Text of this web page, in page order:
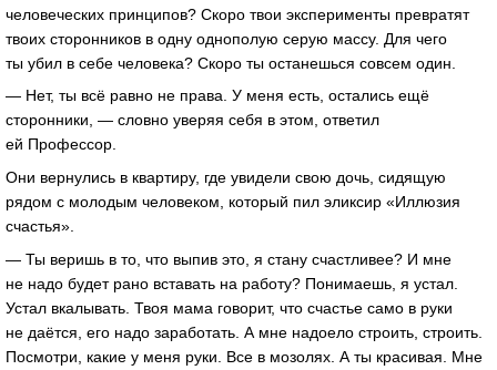
человеческих принципов? Скоро твои эксперименты превратят
твоих сторонников в одну однополую серую массу. Для чего
ты убил в себе человека? Скоро ты останешься совсем один.
— Нет, ты всё равно не права. У меня есть, остались ещё
сторонники, — словно уверяя себя в этом, ответил
ей Профессор.
Они вернулись в квартиру, где увидели свою дочь, сидящую
рядом с молодым человеком, который пил эликсир «Иллюзия
счастья».
— Ты веришь в то, что выпив это, я стану счастливее? И мне
не надо будет рано вставать на работу? Понимаешь, я устал.
Устал вкалывать. Твоя мама говорит, что счастье само в руки
не даётся, его надо заработать. А мне надоело строить, строить.
Посмотри, какие у меня руки. Все в мозолях. А ты красивая. Мне